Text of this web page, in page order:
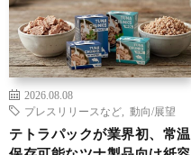
2026.08.08
プレスリリースなど
動向/展望
テトラパックが業界初、常温